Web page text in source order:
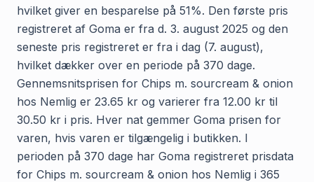
hvilket giver en besparelse på 51%. Den første pris
registreret af Goma er fra d. 3. august 2025 og den
seneste pris registreret er fra i dag (7. august),
hvilket dækker over en periode på 370 dage.
Gennemsnitsprisen for Chips m. sourcream & onion
hos Nemlig er 23.65 kr og varierer fra 12.00 kr til
30.50 kr i pris. Hver nat gemmer Goma prisen for
varen, hvis varen er tilgængelig i butikken. I
perioden på 370 dage har Goma registreret prisdata
for Chips m. sourcream & onion hos Nemlig i 365